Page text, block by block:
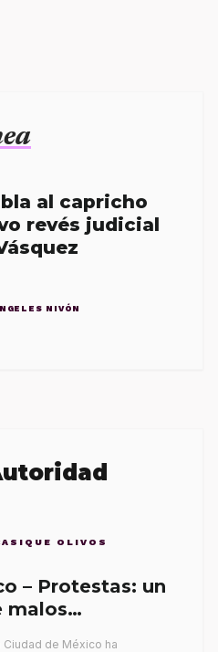
al capricho
revés judicial
NIVÓN
OLIVOS
– Protestas: un
malos
Ciudad de México ha